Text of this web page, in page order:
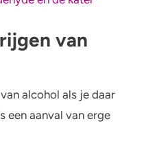
van
alcohol als je daar
een aanval van erge